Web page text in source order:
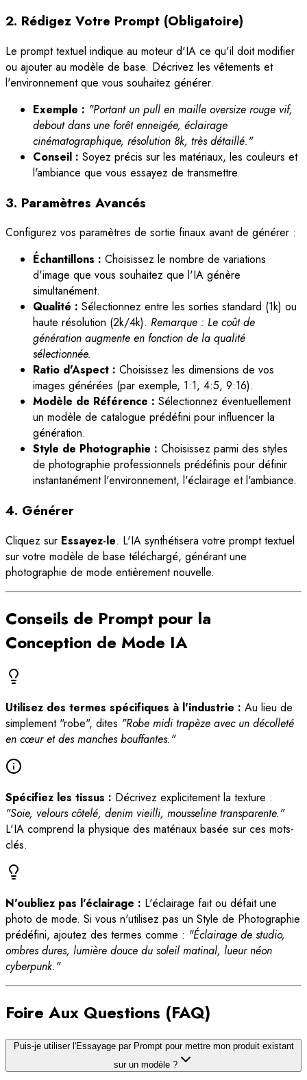
2. Rédigez Votre Prompt (Obligatoire)
Le prompt textuel indique au moteur d'IA ce qu'il doit modifier
ou ajouter au modèle de base. Décrivez les vêtements et
l'environnement que vous souhaitez générer.
Exemple : "Portant un pull en maille oversize rouge vif,
debout dans une forêt enneigée, éclairage
cinématographique, résolution 8k, très détaillé."
Conseil : Soyez précis sur les matériaux, les couleurs et
l'ambiance que vous essayez de transmettre.
3. Paramètres Avancés
Configurez vos paramètres de sortie finaux avant de générer :
Échantillons : Choisissez le nombre de variations
d'image que vous souhaitez que l'IA génère
simultanément.
Qualité : Sélectionnez entre les sorties standard (1k) ou
haute résolution (2k/4k). Remarque : Le coût de
génération augmente en fonction de la qualité
sélectionnée.
Ratio d'Aspect : Choisissez les dimensions de vos
images générées (par exemple, 1:1, 4:5, 9:16).
Modèle de Référence : Sélectionnez éventuellement
un modèle de catalogue prédéfini pour influencer la
génération.
Style de Photographie : Choisissez parmi des styles
de photographie professionnels prédéfinis pour définir
instantanément l'environnement, l'éclairage et l'ambiance.
4. Générer
Cliquez sur Essayez-le. L'IA synthétisera votre prompt textuel
sur votre modèle de base téléchargé, générant une
photographie de mode entièrement nouvelle.
Conseils de Prompt pour la
Conception de Mode IA
Utilisez des termes spécifiques à l'industrie : Au lieu de
simplement "robe", dites "Robe midi trapèze avec un décolleté
en cœur et des manches bouffantes."
Spécifiez les tissus : Décrivez explicitement la texture :
"Soie, velours côtelé, denim vieilli, mousseline transparente."
L'IA comprend la physique des matériaux basée sur ces mots-
clés.
N'oubliez pas l'éclairage : L'éclairage fait ou défait une
photo de mode. Si vous n'utilisez pas un Style de Photographie
prédéfini, ajoutez des termes comme : "Éclairage de studio,
ombres dures, lumière douce du soleil matinal, lueur néon
cyberpunk."
Foire Aux Questions (FAQ)
Puis-je utiliser l'Essayage par Prompt pour mettre mon produit existant
sur un modèle ?